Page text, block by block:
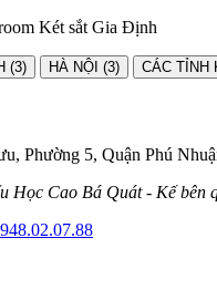
Két sắt Gia Định
(3) HÀ NỘI (3) CÁC TỈNH
Phường 5, Quận Phú
Học Cao Bá Quát - Kế bên